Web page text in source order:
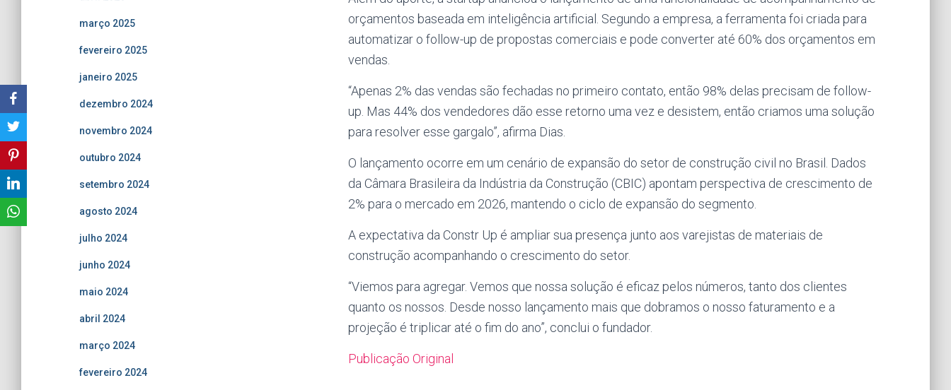
março 2025
fevereiro 2025
janeiro 2025
dezembro 2024
novembro 2024
outubro 2024
setembro 2024
agosto 2024
julho 2024
junho 2024
maio 2024
abril 2024
março 2024
fevereiro 2024
orçamentos baseada em inteligência artificial. Segundo a empresa, a ferramenta foi criada para
automatizar o follow-up de propostas comerciais e pode converter até 60% dos orçamentos em
vendas.
“Apenas 2% das vendas são fechadas no primeiro contato, então 98% delas precisam de follow-
up. Mas 44% dos vendedores dão esse retorno uma vez e desistem, então criamos uma solução
para resolver esse gargalo”, afirma Dias.
O lançamento ocorre em um cenário de expansão do setor de construção civil no Brasil. Dados
da Câmara Brasileira da Indústria da Construção (CBIC) apontam perspectiva de crescimento de
2% para o mercado em 2026, mantendo o ciclo de expansão do segmento.
A expectativa da Constr Up é ampliar sua presença junto aos varejistas de materiais de
construção acompanhando o crescimento do setor.
“Viemos para agregar. Vemos que nossa solução é eficaz pelos números, tanto dos clientes
quanto os nossos. Desde nosso lançamento mais que dobramos o nosso faturamento e a
projeção é triplicar até o fim do ano”, conclui o fundador.
Publicação Original